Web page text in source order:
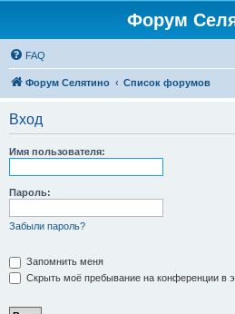
Форум
FAQ
Форум Селятино Список форумов
Вход
Имя пользователя:
Пароль:
Забыли пароль?
Запомнить меня
Скрыть моё пребывание на конференции в